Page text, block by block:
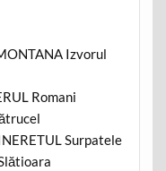
Izvorul
Romani
Surpatele